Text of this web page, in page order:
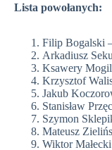
Lista powołanych:
Filip Bogalski
Arkadiusz
Ksawery
Krzysztof
Jakub
Stanisław
Szymon
Mateusz
Wiktor